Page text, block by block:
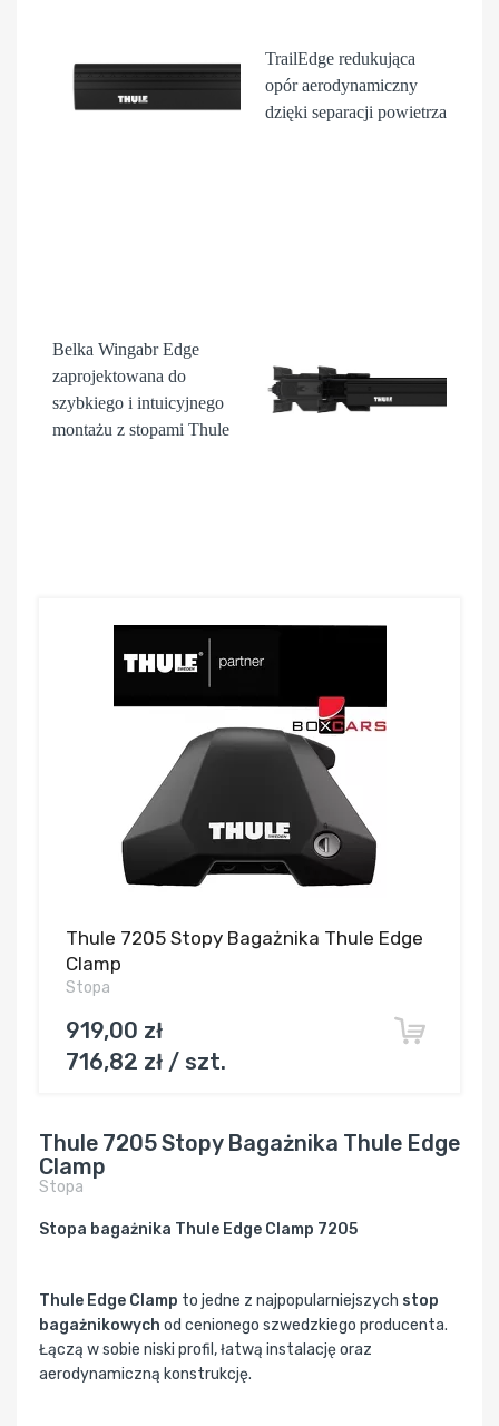
TrailEdge redukująca
opór aerodynamiczny
dzięki separacji powietrza
Belka Wingabr Edge
zaprojektowana do
szybkiego i intuicyjnego
montażu z stopami Thule
Thule 7205 Stopy Bagażnika Thule Edge
Clamp
Stopa
919,00 zł
716,82 zł / szt.
Thule 7205 Stopy Bagażnika Thule Edge
Clamp
Stopa
Stopa bagażnika Thule Edge Clamp 7205
Thule Edge Clamp to jedne z najpopularniejszych stop
bagażnikowych od cenionego szwedzkiego producenta.
Łączą w sobie niski profil, łatwą instalację oraz
aerodynamiczną konstrukcję.